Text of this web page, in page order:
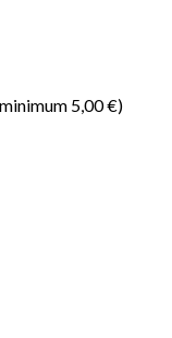
5,00 €)